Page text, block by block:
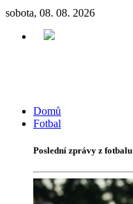
sobota, 08. 08. 2026
Domů
Fotbal
Poslední zprávy z fotbalu